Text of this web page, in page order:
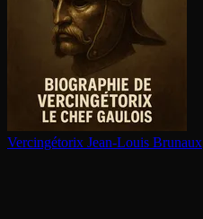
Ver­cin­gé­to­rix Jean-Louis Brunaux